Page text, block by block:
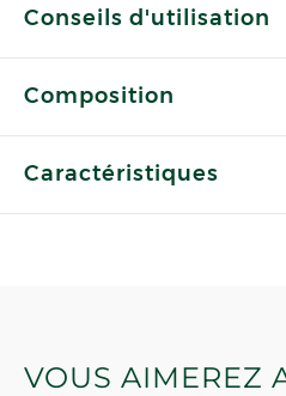
Conseils d'utilisation
Composition
Caractéristiques
VOUS AIMEREZ